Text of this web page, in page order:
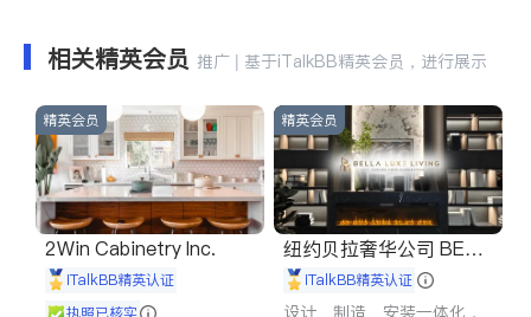
相关精英会员 推广 | 基于iTalkBB精英会员，进行展示
精英会员
2Win Cabinetry Inc.
iTalkBB精英认证
执照已核实
精英会员
纽约贝拉奢华公司 BELL
A LUXE
iTalkBB精英认证
设计、制造、安装一体化，